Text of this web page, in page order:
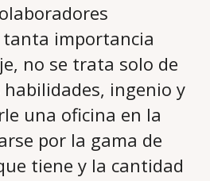
importancia
no se trata solo de
ingenio y
una oficina en la
por la gama de
tiene y la cantidad